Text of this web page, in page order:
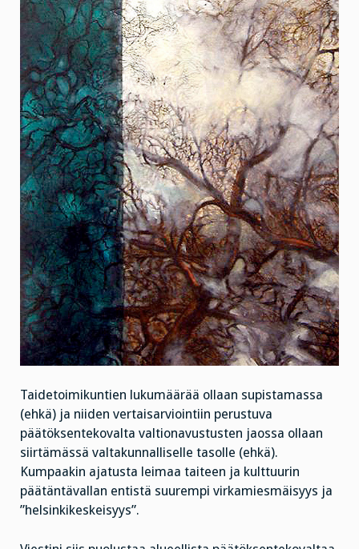
Taidetoimikuntien lukumäärää ollaan supistamassa
(ehkä) ja niiden vertaisarviointiin perustuva
päätöksentekovalta valtionavustusten jaossa ollaan
siirtämässä valtakunnalliselle tasolle (ehkä).
Kumpaakin ajatusta leimaa taiteen ja kulttuurin
päätäntävallan entistä suurempi virkamiesmäisyys ja
”helsinkikeskeisyys”.